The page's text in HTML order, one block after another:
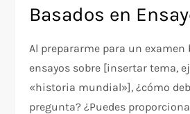
Basados en
Al prepararme para un examen
ensayos sobre [insertar tema,
«historia mundial»], ¿cómo
pregunta? ¿Puedes